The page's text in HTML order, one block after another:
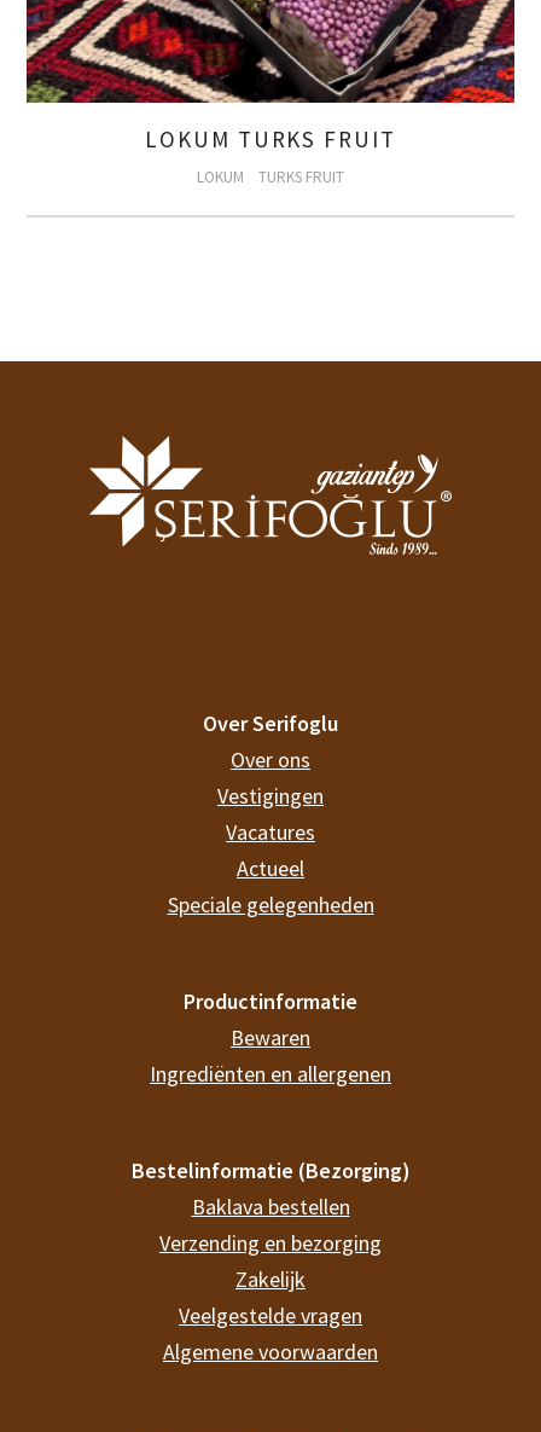
LOKUM TURKS FRUIT
LOKUM TURKS FRUIT
Over Serifoglu
Over ons
Vestigingen
Vacatures
Actueel
Speciale gelegenheden
Productinformatie
Bewaren
Ingrediënten en allergenen
Bestelinformatie (Bezorging)
Baklava bestellen
Verzending en bezorging
Zakelijk
Veelgestelde vragen
Algemene voorwaarden